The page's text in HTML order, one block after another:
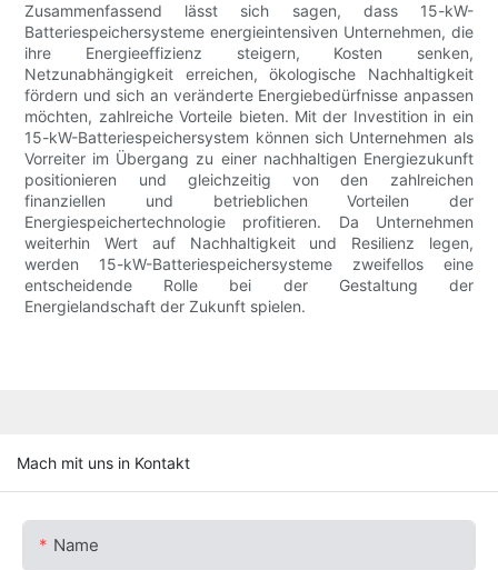
Zusammenfassend lässt sich sagen, dass 15-kW-
Batteriespeichersysteme energieintensiven Unternehmen, die
ihre Energieeffizienz steigern, Kosten senken,
Netzunabhängigkeit erreichen, ökologische Nachhaltigkeit
fördern und sich an veränderte Energiebedürfnisse anpassen
möchten, zahlreiche Vorteile bieten. Mit der Investition in ein
15-kW-Batteriespeichersystem können sich Unternehmen als
Vorreiter im Übergang zu einer nachhaltigen Energiezukunft
positionieren und gleichzeitig von den zahlreichen
finanziellen und betrieblichen Vorteilen der
Energiespeichertechnologie profitieren. Da Unternehmen
weiterhin Wert auf Nachhaltigkeit und Resilienz legen,
werden 15-kW-Batteriespeichersysteme zweifellos eine
entscheidende Rolle bei der Gestaltung der
Energielandschaft der Zukunft spielen.
Mach mit uns in Kontakt
Name